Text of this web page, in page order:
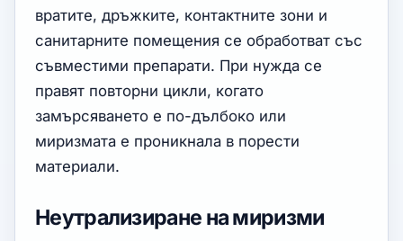
вратите, дръжките, контактните зони и
санитарните помещения се обработват със
съвместими препарати. При нужда се
правят повторни цикли, когато
замърсяването е по-дълбоко или
миризмата е проникнала в порести
материали.
Неутрализиране на миризми